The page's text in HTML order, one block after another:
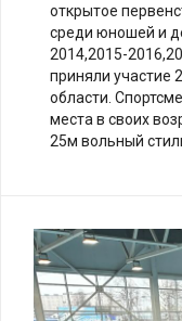
открытое
среди юношей и
2014,2015-
приняли участие
области.
места в своих
25м вольный